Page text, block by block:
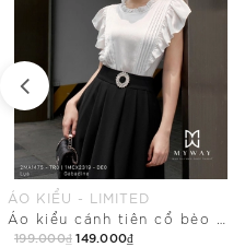
QUẦN BAGGY - LIMITED
Quần baggy Mood in Red
150.000₫